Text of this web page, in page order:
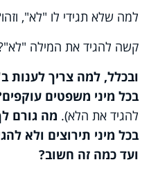
למה שלא תגידי לו "לא",
קשה להגיד את המילה
ובכלל, למה צריך לענות
בכל מיני משפטים
להגיד את הלא). מה גורם
בכל מיני תירוצים ולא
ועד כמה זה חשוב?